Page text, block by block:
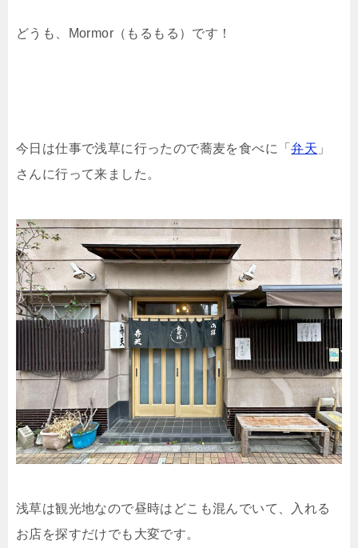
どうも、Mormor（もるもる）です！
今日は仕事で浅草に行ったので蕎麦を食べに「弁天 」
さんに行って来ました。
浅草は観光地なので昼時はどこも混んでいて、入れる
お店を探すだけでも大変です。